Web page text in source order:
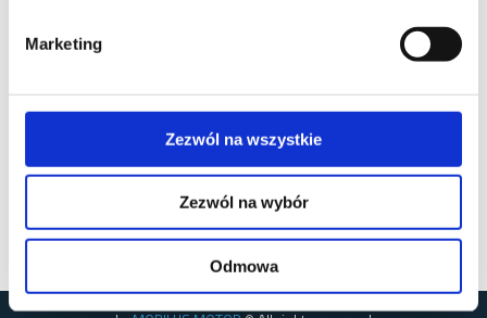
Marketing
Zezwól na wszystkie
Zezwól na wybór
Odmowa